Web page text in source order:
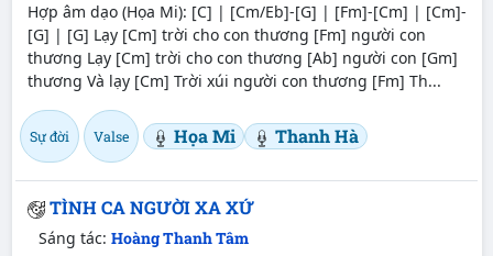
Hợp âm dạo (Họa Mi): [C] | [Cm/Eb]-[G] | [Fm]-[Cm] | [Cm]-
[G] | [G] Lạy [Cm] trời cho con thương [Fm] người con
thương Lạy [Cm] trời cho con thương [Ab] người con [Gm]
thương Và lạy [Cm] Trời xúi người con thương [Fm] Th...
Sự đời Valse Họa Mi Thanh Hà
TÌNH CA NGƯỜI XA XỨ
Sáng tác: Hoàng Thanh Tâm